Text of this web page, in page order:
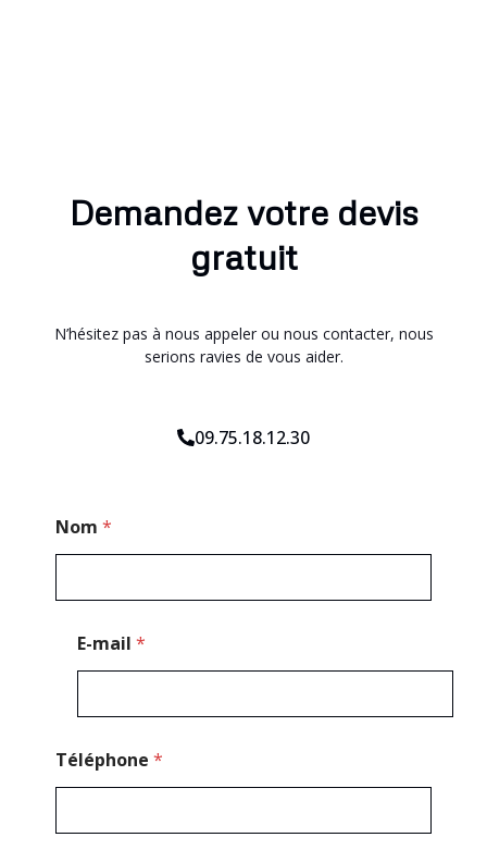
Demandez votre devis
gratuit
N’hésitez pas à nous appeler ou nous contacter, nous
serions ravies de vous aider.
09.75.18.12.30
o
d
e
Nom *
E-mail *
Téléphone *